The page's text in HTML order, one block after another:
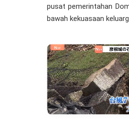
pusat pemerintahan
bawah kekuasaan